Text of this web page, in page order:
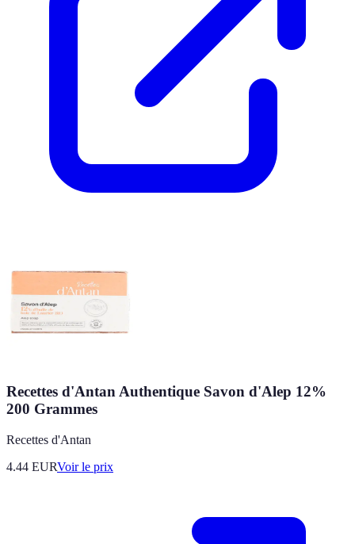
Recettes d'Antan Authentique Savon d'Alep 12%
200 Grammes
Recettes d'Antan
4.44 EURVoir le prix